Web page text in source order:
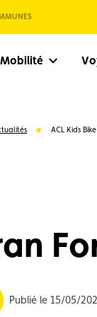
Mobilité
ACL Kids
Publié le 15/05/